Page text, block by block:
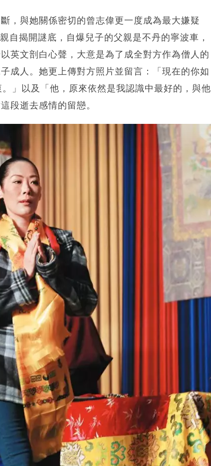
，與她關係密切的曾志偉更一度成為最大嫌疑
自揭開謎底，自爆兒子的父親是不丹的寧波車，
英文剖白心聲，大意是為了成全對方作為僧人的
成人。她更上傳對方照片並留言：「現在的你如
」以及「他，原來依然是我認識中最好的，與他
段逝去感情的留戀。